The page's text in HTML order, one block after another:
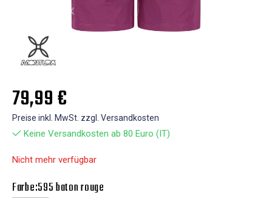
79,99 €
Preise inkl. MwSt. zzgl. Versandkosten
Keine Versandkosten ab 80 Euro (IT)
Nicht mehr verfügbar
Farbe:595 baton rouge